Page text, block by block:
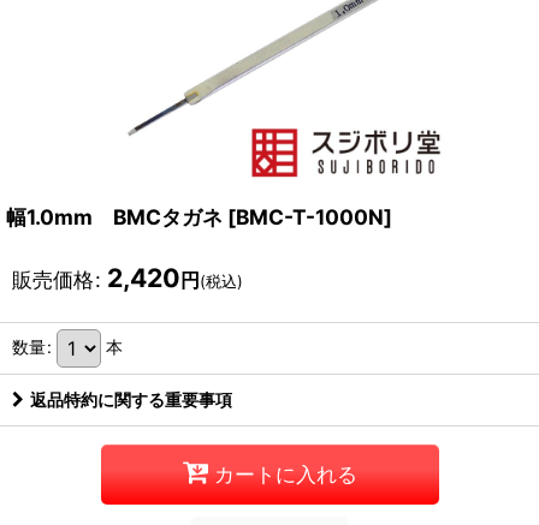
幅1.0mm BMCタガネ [BMC-T-1000N]
販売価格: 2,420円(税込)
数量: 本
返品特約に関する重要事項
カートに入れる